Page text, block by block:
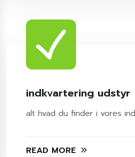
indkvartering udstyr
alt hvad du finder i vores
READ MORE